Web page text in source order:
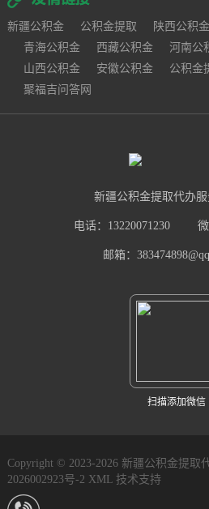
新疆公积金 公积金提取 陕西公积金
青海公积金
西藏公积金 河南公
山西公积金
安徽公积金 公积金
聚福吉问答网
新疆公积金提取代办
电话：13220071230
邮箱：
扫描添加微信
Copyright © 2023-2026 新疆公积金提取
2026002923号-2 XML 技术支持